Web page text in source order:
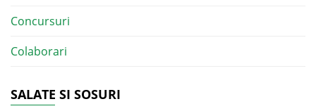
Concursuri
Colaborari
SALATE SI SOSURI